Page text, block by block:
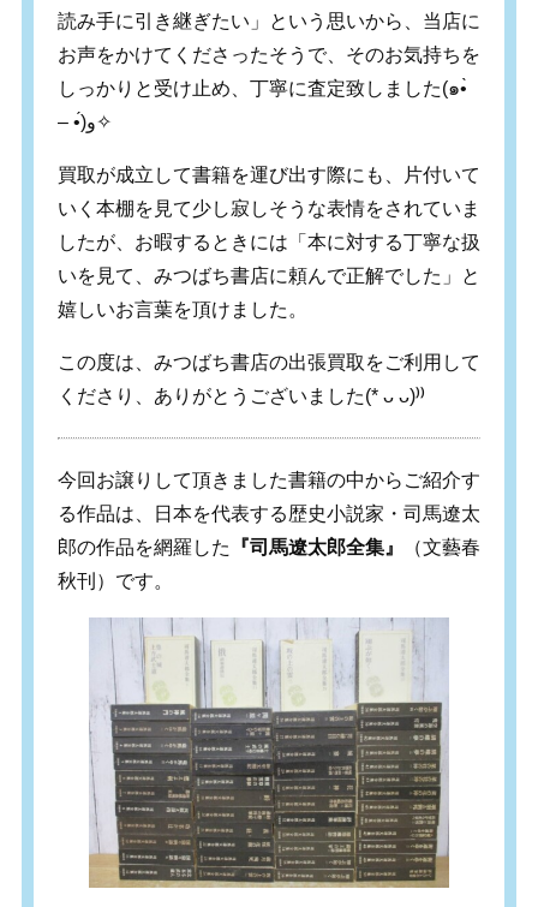
読み手に引き継ぎたい」という思いから、当店に
お声をかけてくださったそうで、そのお気持ちを
しっかりと受け止め、丁寧に査定致しました(๑•̀
– •́)و✧
買取が成立して書籍を運び出す際にも、片付いて
いく本棚を見て少し寂しそうな表情をされていま
したが、お暇するときには「本に対する丁寧な扱
いを見て、みつばち書店に頼んで正解でした」と
嬉しいお言葉を頂けました。
この度は、みつばち書店の出張買取をご利用して
くださり、ありがとうございました(* ᴗ ᴗ)⁾⁾
今回お譲りして頂きました書籍の中からご紹介す
る作品は、日本を代表する歴史小説家・司馬遼太
郎の作品を網羅した
『司馬遼太郎全集』
（文藝春
秋刊）です。